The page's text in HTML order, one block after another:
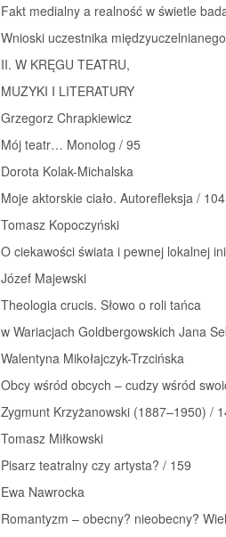
Fakt medialny a realność w świetle
Wnioski uczestnika
II. W KRĘGU TEATRU,
MUZYKI I LITERATURY
Grzegorz Chrapkiewicz
Mój teatr… Monolog / 95
Dorota Kolak-Michalska
Moje aktorskie ciało. Autorefleksja / 104
Tomasz Kopoczyński
O ciekawości świata i pewnej lokalnej
Józef Majewski
Theologia crucis. Słowo o roli tańca
w Wariacjach Goldbergowskich Jana
Walentyna Mikołajczyk-Trzcińska
Obcy wśród obcych – cudzy wśród
Zygmunt Krzyżanowski (1887–1950) /
Tomasz Miłkowski
Pisarz teatralny czy artysta? / 159
Ewa Nawrocka
Romantyzm – obecny? nieobecny?